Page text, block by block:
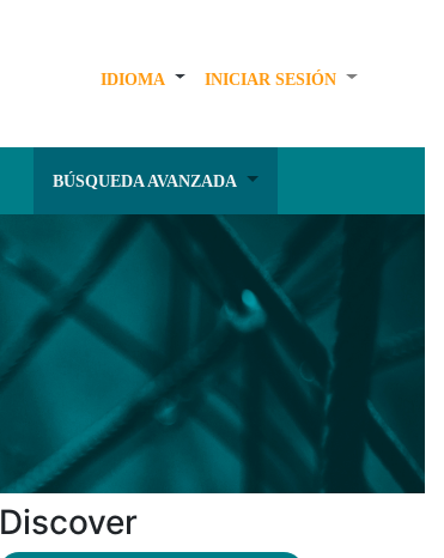
IDIOMA INICIAR SESIÓN
BÚSQUEDA AVANZADA
Discover